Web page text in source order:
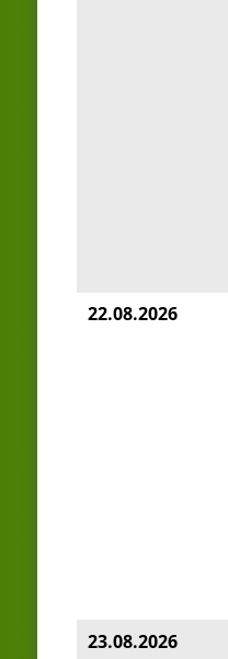
22.08.2026
23.08.2026